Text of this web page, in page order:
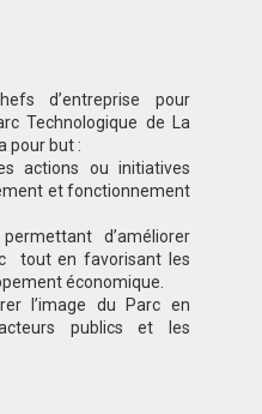
d’entreprise pour
Technologique de La
pour but :
actions ou initiatives
et fonctionnement
d’améliorer
tout en favorisant les
économique.
l’image du Parc en
publics et les